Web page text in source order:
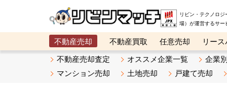
リビン・テクノロ
場）が運営するサ
不動産売却 不動産買取 任意売却
リー
メタ住宅展示場
ベスト不動産カンパニー オ
不動産売却査定 オススメ企業一覧
企業
マンション売却
土地売却 戸建て売却